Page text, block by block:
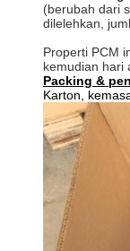
(berubah dari
dilelehkan,
Properti PCM
kemudian hari
Packing &
Karton,